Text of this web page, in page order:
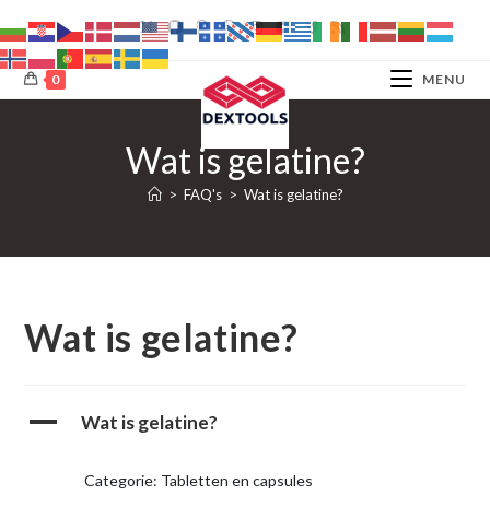
naar
inhoud
0 MENU
Wat is gelatine?
> FAQ's > Wat is gelatine?
Wat is gelatine?
A Wat is gelatine?
Categorie: Tabletten en capsules